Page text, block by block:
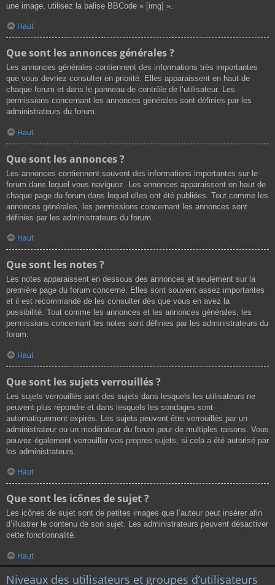
une image, utilisez la balise BBCode « [img] ».
Haut
Que sont les annonces générales ?
Les annonces générales contiennent des informations très importantes
que vous devriez consulter en priorité. Elles apparaissent en haut de
chaque forum et dans le panneau de contrôle de l’utilisateur. Les
permissions concernant les annonces générales sont définies par les
administrateurs du forum.
Haut
Que sont les annonces ?
Les annonces contiennent souvent des informations importantes sur le
forum dans lequel vous naviguez. Les annonces apparaissent en haut de
chaque page du forum dans lequel elles ont été publiées. Tout comme les
annonces générales, les permissions concernant les annonces sont
définies par les administrateurs du forum.
Haut
Que sont les notes ?
Les notes apparaissent en dessous des annonces et seulement sur la
première page du forum concerné. Elles sont souvent assez importantes
et il est recommandé de les consulter dès que vous en avez la
possibilité. Tout comme les annonces et les annonces générales, les
permissions concernant les notes sont définies par les administrateurs du
forum.
Haut
Que sont les sujets verrouillés ?
Les sujets verrouillés sont des sujets dans lesquels les utilisateurs ne
peuvent plus répondre et dans lesquels les sondages sont
automatiquement expirés. Les sujets peuvent être verrouillés par un
administrateur ou un modérateur du forum pour de multiples raisons. Vous
pouvez également verrouiller vos propres sujets, si cela a été autorisé par
les administrateurs.
Haut
Que sont les icônes de sujet ?
Les icônes de sujet sont de petites images que l’auteur peut insérer afin
d’illustrer le contenu de son sujet. Les administrateurs peuvent désactiver
cette fonctionnalité.
Haut
Niveaux des utilisateurs et groupes d’utilisateurs